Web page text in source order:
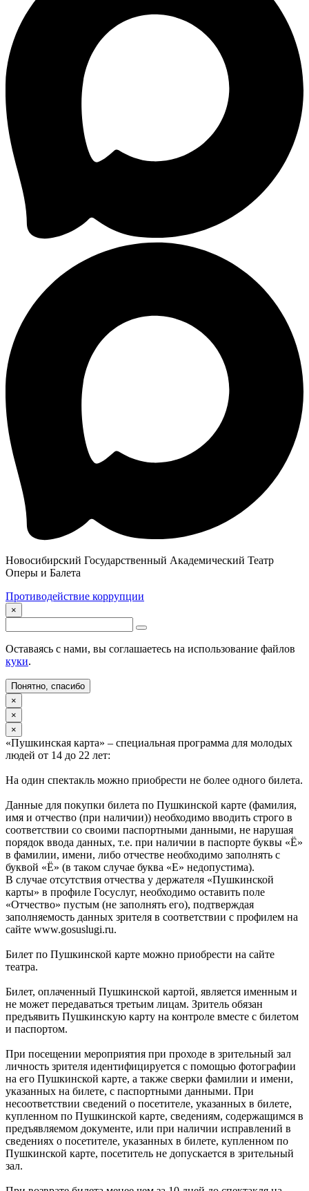
Новосибирский Государственный Академический Театр
Оперы и Балета
Противодействие коррупции
×
Оставаясь с нами, вы соглашаетесь на использование файлов
куки.
Понятно, спасибо
×
×
×
«Пушкинская карта» – специальная программа для молодых
людей от 14 до 22 лет:
На один спектакль можно приобрести не более одного билета.
Данные для покупки билета по Пушкинской карте (фамилия,
имя и отчество (при наличии)) необходимо вводить строго в
соответствии со своими паспортными данными, не нарушая
порядок ввода данных, т.е. при наличии в паспорте буквы «Ё»
в фамилии, имени, либо отчестве необходимо заполнять с
буквой «Ё» (в таком случае буква «Е» недопустима).
В случае отсутствия отчества у держателя «Пушкинской
карты» в профиле Госуслуг, необходимо оставить поле
«Отчество» пустым (не заполнять его), подтверждая
заполняемость данных зрителя в соответствии с профилем на
сайте www.gosuslugi.ru.
Билет по Пушкинской карте можно приобрести на сайте
театра.
Билет, оплаченный Пушкинской картой, является именным и
не может передаваться третьим лицам. Зритель обязан
предъявить Пушкинскую карту на контроле вместе с билетом
и паспортом.
При посещении мероприятия при проходе в зрительный зал
личность зрителя идентифицируется с помощью фотографии
на его Пушкинской карте, а также сверки фамилии и имени,
указанных на билете, с паспортными данными. При
несоответствии сведений о посетителе, указанных в билете,
купленном по Пушкинской карте, сведениям, содержащимся в
предъявляемом документе, или при наличии исправлений в
сведениях о посетителе, указанных в билете, купленном по
Пушкинской карте, посетитель не допускается в зрительный
зал.